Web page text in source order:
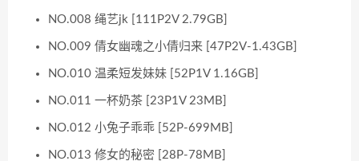
NO.008 绳艺jk [111P2V 2.79GB]
NO.009 倩女幽魂之小倩归来 [47P2V-1.43GB]
NO.010 温柔短发妹妹 [52P1V 1.16GB]
NO.011 一杯奶茶 [23P1V 23MB]
NO.012 小兔子乖乖 [52P-699MB]
NO.013 修女的秘密 [28P-78MB]